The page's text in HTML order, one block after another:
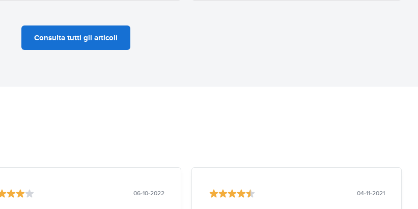
Consulta tutti gli articoli
06-10-2022 04-11-2021